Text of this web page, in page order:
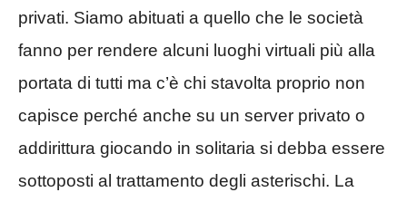
privati. Siamo abituati a quello che le società
fanno per rendere alcuni luoghi virtuali più alla
portata di tutti ma c’è chi stavolta proprio non
capisce perché anche su un server privato o
addirittura giocando in solitaria si debba essere
sottoposti al trattamento degli asterischi. La